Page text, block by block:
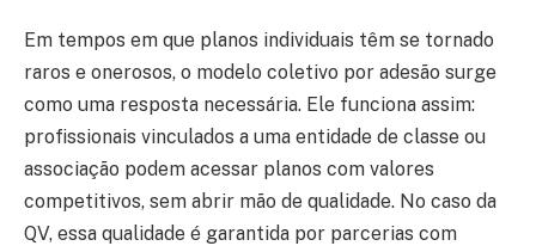
Em tempos em que planos individuais têm se tornado
raros e onerosos, o modelo coletivo por adesão surge
como uma resposta necessária. Ele funciona assim:
profissionais vinculados a uma entidade de classe ou
associação podem acessar planos com valores
competitivos, sem abrir mão de qualidade. No caso da
QV, essa qualidade é garantida por parcerias com